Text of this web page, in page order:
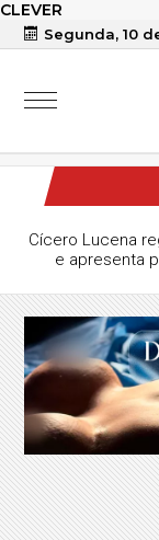
CLEVER
Segunda, 10
Cícero Lucena
e apresenta